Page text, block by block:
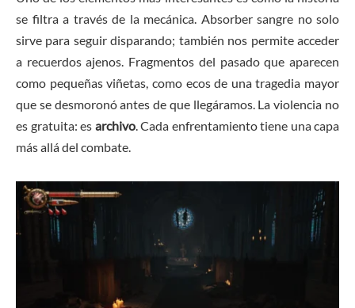
se filtra a través de la mecánica. Absorber sangre no solo
sirve para seguir disparando; también nos permite acceder
a recuerdos ajenos. Fragmentos del pasado que aparecen
como pequeñas viñetas, como ecos de una tragedia mayor
que se desmoronó antes de que llegáramos. La violencia no
es gratuita: es archivo. Cada enfrentamiento tiene una capa
más allá del combate.